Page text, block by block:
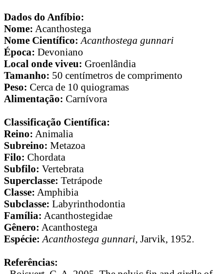
Dados do Anfíbio:
Nome: Acanthostega
Nome Científico: Acanthostega gunnari
Época: Devoniano
Local onde viveu: Groenlândia
Tamanho: 50 centímetros de comprimento
Peso: Cerca de 10 quiogramas
Alimentação: Carnívora
Classificação Científica:
Reino: Animalia
Subreino: Metazoa
Filo: Chordata
Subfilo: Vertebrata
Superclasse: Tetrápode
Classe: Amphibia
Subclasse: Labyrinthodontia
Família: Acanthostegidae
Gênero: Acanthostega
Espécie: Acanthostega gunnari, Jarvik, 1952.
Referências: